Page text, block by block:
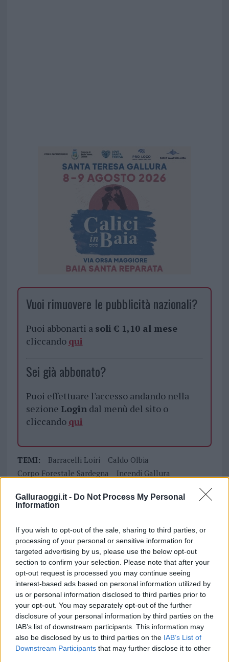
Galluraoggi.it - Do Not Process My Personal
Information
If you wish to opt-out of the sale, sharing to third parties, or
processing of your personal or sensitive information for
targeted advertising by us, please use the below opt-out
section to confirm your selection. Please note that after your
opt-out request is processed you may continue seeing
interest-based ads based on personal information utilized by
us or personal information disclosed to third parties prior to
your opt-out. You may separately opt-out of the further
disclosure of your personal information by third parties on the
IAB’s list of downstream participants. This information may
also be disclosed by us to third parties on the IAB’s List of
Downstream Participants that may further disclose it to other
Vuoi rimuovere le pubblicità nazionali?
Puoi abbonarti a soli € 1,10 al mese
cliccando qui
Sei già abbonato?
Puoi effettuare l'accesso andando nella
sezione Logindal menù del sito o
cliccando qui
TEMI: Barracelli Loiri
Caldo Olbia
Corpo Forestale Sardegna
Incendi Gallura
Notizie Olbia
Vigili Del Fuoco Olbia
Inviaci le tue segnalazioni,
i tuoi video e le tue foto
Su WhatsApp al numero +39
345 356 7512
Notizie in tempo reale?
Entra nel canale telegram di
GalluraOggi.it